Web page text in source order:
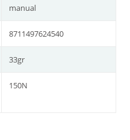
manual
8711497624540
33gr
150N